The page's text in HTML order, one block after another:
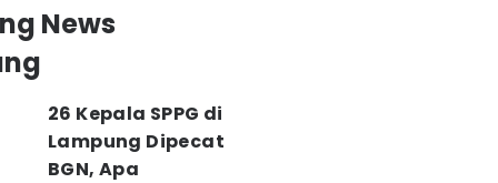
News
26 Kepala SPPG di
Lampung Dipecat
BGN, Apa